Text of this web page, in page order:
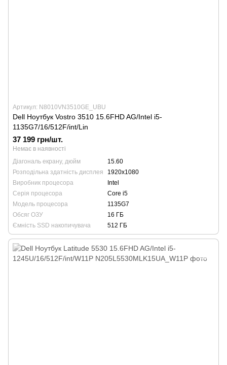
Артикул: N8010VN3510GE_UBU
Dell Ноутбук Vostro 3510 15.6FHD AG/Intel i5-
1135G7/16/512F/int/Lin
37 199 грн/шт.
Немає в наявності
Діагональ екрану, дюйм
15.60
Розподільна здатність дисплея
1920х1080
Виробник процесора
Intel
Серія процесора
Core i5
Модель процесора
1135G7
Обсяг ОЗУ
16 ГБ
Ємність SSD накопичувача
512 ГБ